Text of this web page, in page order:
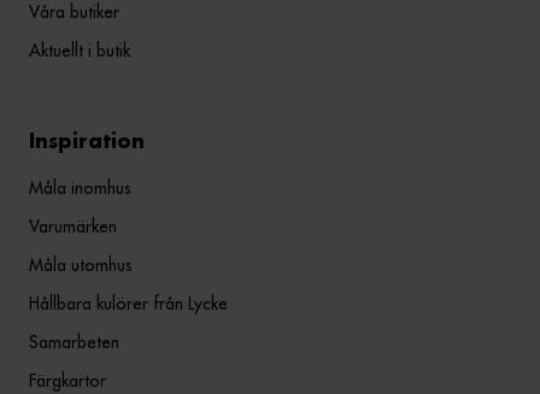
Våra butiker
Aktuellt i butik
Inspiration
Måla inomhus
Varumärken
Måla utomhus
Hållbara kulörer från Lycke
Samarbeten
Färgkartor